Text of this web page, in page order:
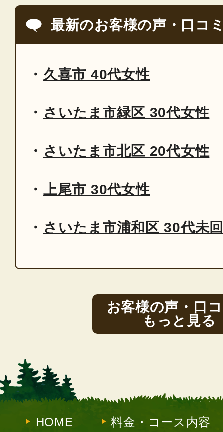
最新のお客様の声・口コ
久喜市 40代女性
さいたま市緑区 30代女性
さいたま市北区 20代女性
上尾市 30代女性
さいたま市浦和区 30代未
お客様の声・口
もっと見る
HOME 料金・コース内容